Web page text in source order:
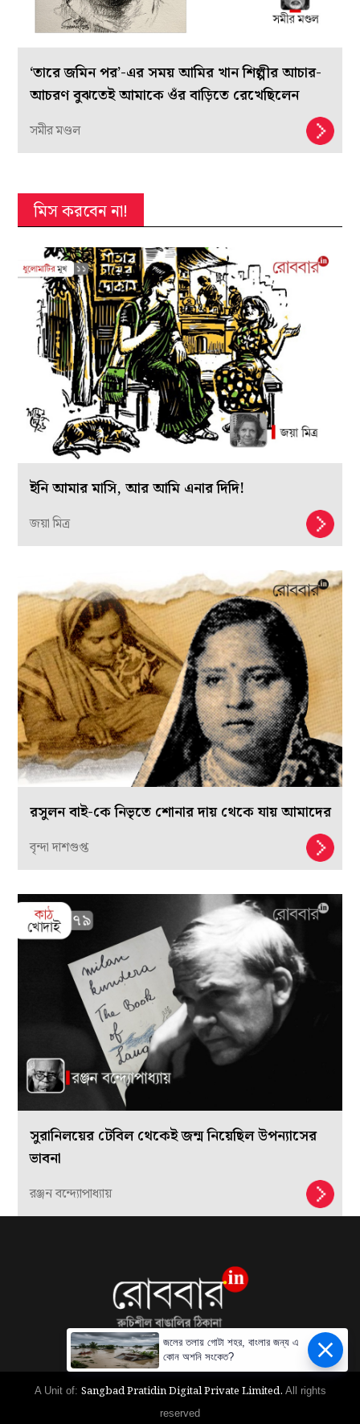
‘তারে জমিন পর’-এর সময় আমির খান শিল্পীর আচার-
আচরণ বুঝতেই আমাকে ওঁর বাড়িতে রেখেছিলেন
সমীর মণ্ডল
মিস করবেন না!
ইনি আমার মাসি, আর আমি এনার দিদি!
জয়া মিত্র
রসুলন বাই-কে নিভৃতে শোনার দায় থেকে যায় আমাদের
বৃন্দা দাশগুপ্ত
সুরানিলয়ের টেবিল থেকেই জন্ম নিয়েছিল উপন্যাসের
ভাবনা
রঞ্জন বন্দ্যোপাধ্যায়
A Unit of: Sangbad Pratidin Digital Private Limited. All rights
reserved
জলের তলায় গোটা শহর, বাংলার জন্য এ
কোন অশনি সংকেত?